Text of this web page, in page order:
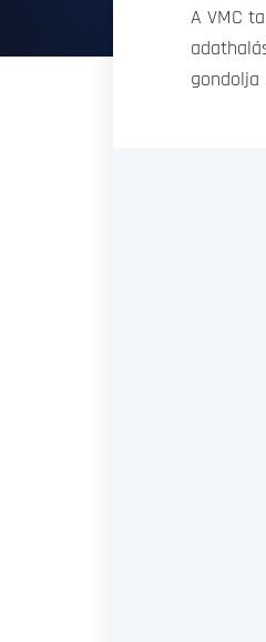
A VMC
gondolja